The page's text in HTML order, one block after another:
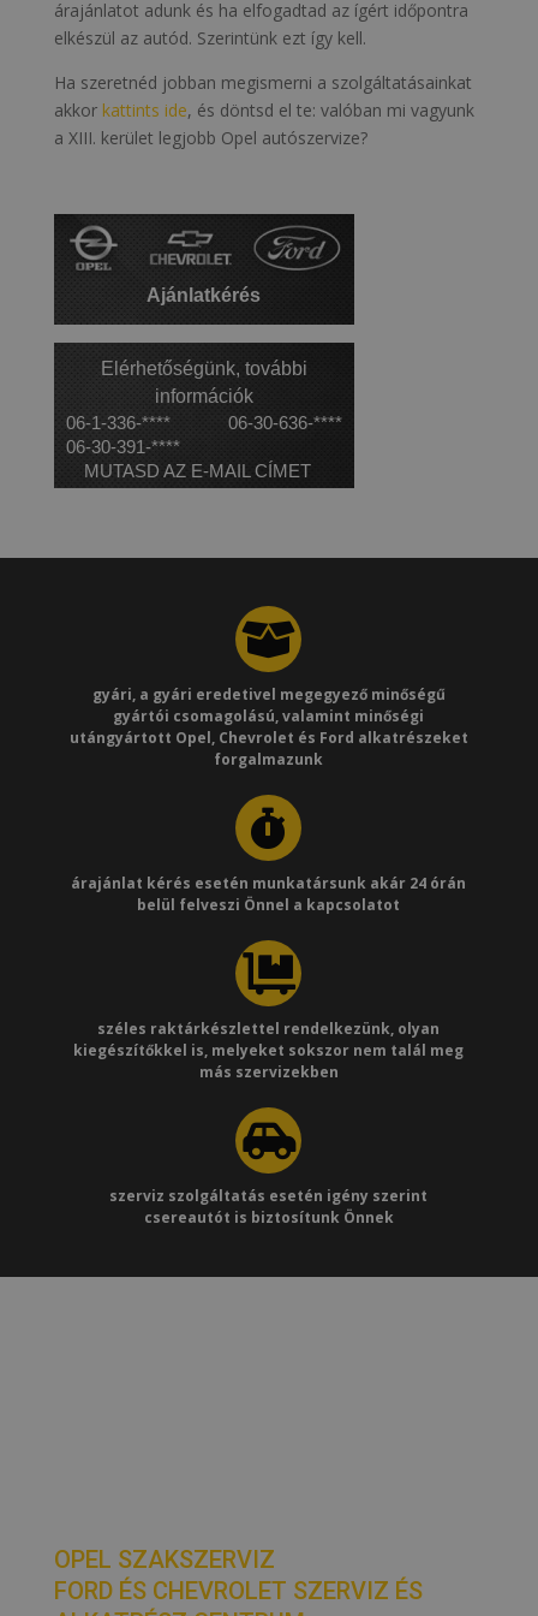
árajánlatot adunk és ha elfogadtad az ígért időpontra
elkészül az autód. Szerintünk ezt így kell.
Ha szeretnéd jobban megismerni a szolgáltatásainkat
akkor kattints ide, és döntsd el te: valóban mi vagyunk
a XIII. kerület legjobb Opel autószervize?
Ajánlatkérés
Elérhetőségünk, további
információk
06-1-336-****
06-30-636-****
06-30-391-****
MUTASD AZ E-MAIL CÍMET
gyári, a gyári eredetivel megegyező minőségű
gyártói csomagolású, valamint minőségi
utángyártott Opel, Chevrolet és Ford alkatrészeket
forgalmazunk
árajánlat kérés esetén munkatársunk akár 24 órán
belül felveszi Önnel a kapcsolatot
széles raktárkészlettel rendelkezünk, olyan
kiegészítőkkel is, melyeket sokszor nem talál meg
más szervizekben
szerviz szolgáltatás esetén igény szerint
csereautót is biztosítunk Önnek
OPEL SZAKSZERVIZ
FORD ÉS CHEVROLET SZERVIZ ÉS